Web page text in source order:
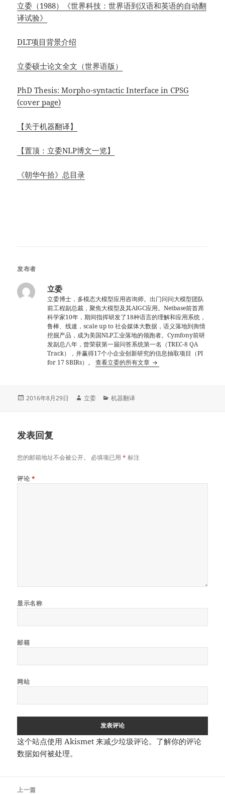
立委（1988）《世界科技：世界语到汉语和英语的自动翻
译试验》
DLT项目背景介绍
立委硕士论文全文（世界语版）
PhD Thesis: Morpho-syntactic Interface in CPSG
(cover page)
【关于机器翻译】
【置顶：立委NLP博文一览】
《朝华午拾》总目录
发布者
立委
立委博士，多模态大模型应用咨询师。出门问问大模型团队
前工程副总裁，聚焦大模型及其AIGC应用。Netbase前首席
科学家10年，期间指挥研发了18种语言的理解和应用系统，
鲁棒、线速，scale up to 社会媒体大数据，语义落地到舆情
挖掘产品，成为美国NLP工业落地的领跑者。Cymfony前研
发副总八年，曾荣获第一届问答系统第一名（TREC-8 QA
Track），并赢得17个小企业创新研究的信息抽取项目（PI
for 17 SBIRs）。查看立委的所有文章
发
2016年8月29日
作
立委
分
机器翻译
发表回复
您的邮箱地址不会被公开。 必填项已用* 标注
评论 *
显示名称
邮箱
网站
这个站点使用 Akismet 来减少垃圾评论。 了解你的评论
数据如何被处理。
上一篇